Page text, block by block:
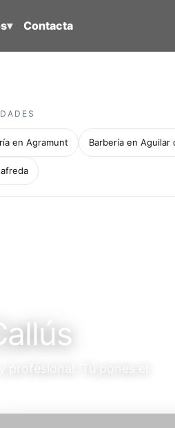
▾ Contacta
en Agramunt Barbería en Aguilar
Tú pones el